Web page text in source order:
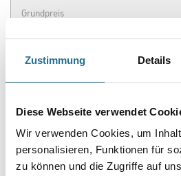
Zustimmung Details
Diese Webseite verwendet
Wir verwenden Cookies, um
personalisieren, Funktionen für
zu können und die Zugriffe auf
Glanzgrad